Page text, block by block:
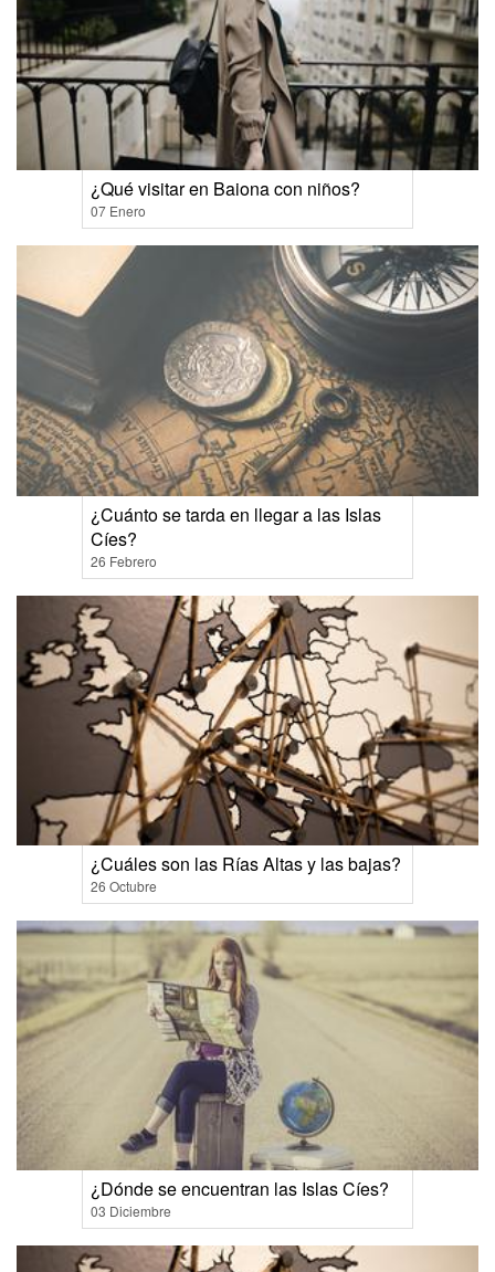
¿Qué visitar en Baiona con niños?
07 Enero
¿Cuánto se tarda en llegar a las Islas
Cíes?
26 Febrero
¿Cuáles son las Rías Altas y las bajas?
26 Octubre
¿Dónde se encuentran las Islas Cíes?
03 Diciembre